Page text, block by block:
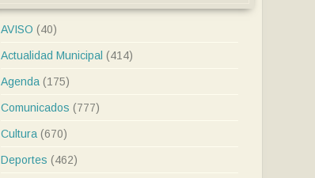
AVISO (40)
Actualidad Municipal (414)
Agenda (175)
Comunicados (777)
Cultura (670)
Deportes (462)